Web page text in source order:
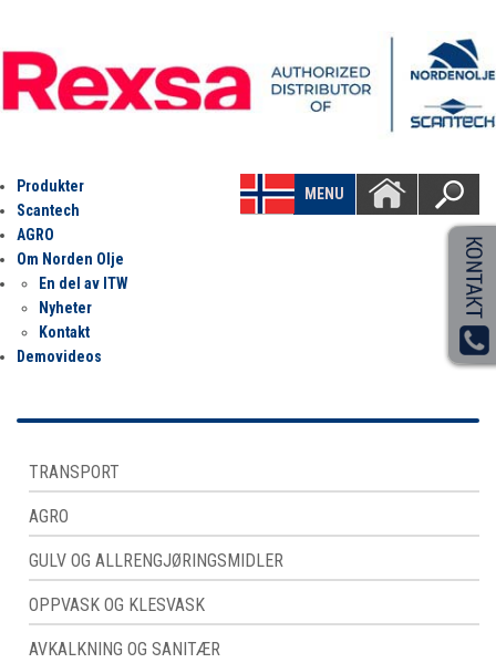
MENU
Produkter
Scantech
AGRO
Om Norden Olje
En del av ITW
Nyheter
Kontakt
Demovideos
TRANSPORT
AGRO
GULV OG ALLRENGJØRINGSMIDLER
OPPVASK OG KLESVASK
AVKALKNING OG SANITÆR